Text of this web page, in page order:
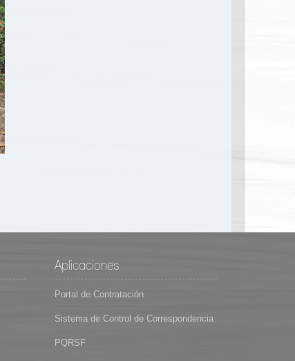
Aplicaciones
Portal de Contratación
Sistema de Control de Correspondencia
PQRSF